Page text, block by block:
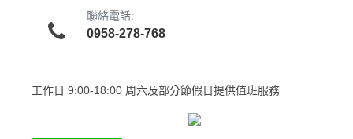
聯絡電話:
0958-278-768
工作日 9:00-18:00 周六及部分節假日提供值班服務